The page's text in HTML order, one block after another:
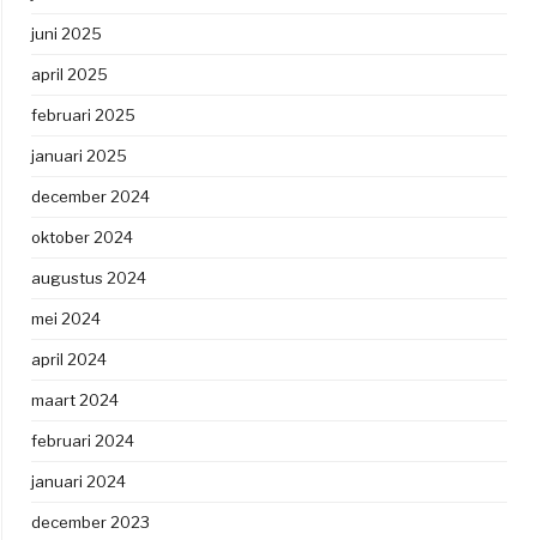
juni 2025
april 2025
februari 2025
januari 2025
december 2024
oktober 2024
augustus 2024
mei 2024
april 2024
maart 2024
februari 2024
januari 2024
december 2023